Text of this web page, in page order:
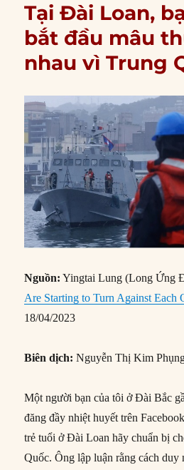
Tại Đài Loan,
bắt đầu mâu
nhau vì Trung
Nguồn: Yingtai Lung (Long Ứng
Are Starting to Turn Against Each
18/04/2023
Biên dịch: Nguyễn Thị Kim
Một người bạn của tôi ở Đài Bắc
đăng đầy nhiệt huyết trên
trẻ tuổi ở Đài Loan hãy chuẩn bị
Quốc. Ông lập luận rằng cách duy